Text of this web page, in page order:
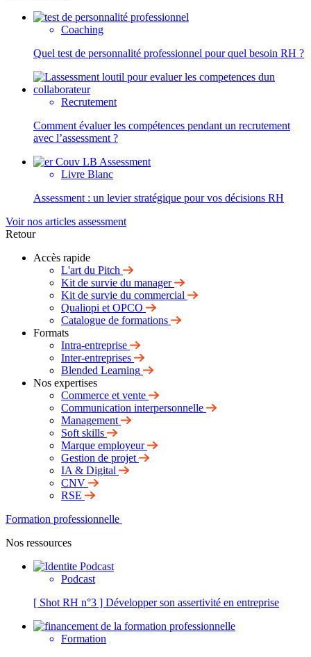
Coaching
Quel test de personnalité professionnel pour quel besoin RH ?
Recrutement
Comment évaluer les compétences pendant un recrutement
avec l’assessment ?
Livre Blanc
Assessment : un levier stratégique pour vos décisions RH
Voir nos articles assessment
Retour
Accès rapide
L'art du Pitch
Kit de survie du manager
Kit de survie du commercial
Qualiopi et OPCO
Catalogue de formations
Formats
Intra-entreprise
Inter-entreprises
Blended Learning
Nos expertises
Commerce et vente
Communication interpersonnelle
Management
Soft skills
Marque employeur
Gestion de projet
IA & Digital
CNV
RSE
Formation professionnelle
Nos ressources
Podcast
[ Shot RH n°3 ] Développer son assertivité en entreprise
Formation